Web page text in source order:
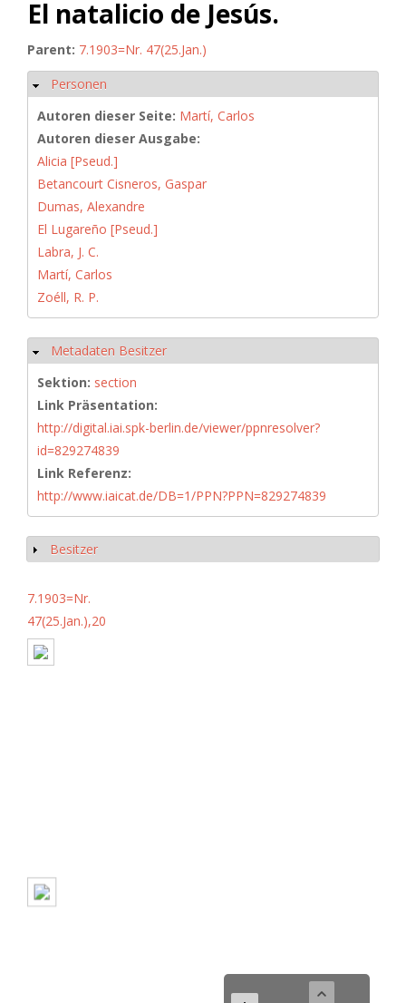
El natalicio de Jesús.
Parent: 7.1903=Nr. 47(25.Jan.)
Ausblenden
Personen
Autoren dieser Seite: Martí, Carlos
Autoren dieser Ausgabe:
Alicia [Pseud.]
Betancourt Cisneros, Gaspar
Dumas, Alexandre
El Lugareño [Pseud.]
Labra, J. C.
Martí, Carlos
Zoéll, R. P.
Ausblenden
Metadaten Besitzer
Sektion: section
Link Präsentation:
http://digital.iai.spk-berlin.de/viewer/ppnresolver?
id=829274839
Link Referenz:
http://www.iaicat.de/DB=1/PPN?PPN=829274839
Anzeigen
Besitzer
7.1903=Nr.
47(25.Jan.),20